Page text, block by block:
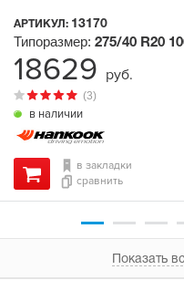
АРТИКУЛ: 13170
в наличии
(3)
Типоразмер: 275/40 R20
в закладки
сравнить
18629 руб.
Показать